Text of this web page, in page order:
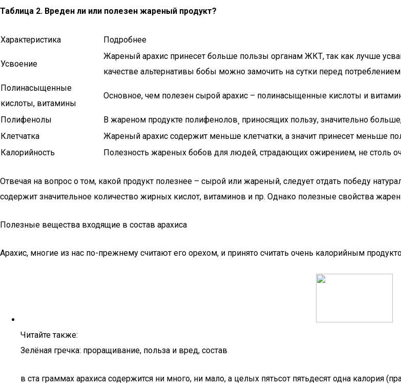
Таблица 2. Вреден ли или полезен жареный продукт?
Характеристика Подробнее
Усвоение
Жареный арахис принесет больше пользы органам ЖКТ, так как лучше
качестве альтернативы бобы можно замочить на сутки перед потреблением
Полинасыщенные
кислоты, витамины
Основное, чем полезен сырой арахис – полинасыщенные кислоты и
Полифенолы
В жареном продукте полифенолов¸ приносящих пользу, значительно
Клетчатка
Жареный арахис содержит меньше клетчатки, а значит принесет меньше
Калорийность
Полезность жареных бобов для людей, страдающих ожирением, не столь
Отвечая на вопрос о том, какой продукт полезнее – сырой или жареный, следует отдать победу
содержит значительное количество жирных кислот, витаминов и пр. Однако полезные свойства
Полезные вещества входящие в состав арахиса
Арахис, многие из нас по-прежнему считают его орехом, и принято считать очень калорийным
Читайте также:
Зелёная гречка: проращивание, польза и вред, состав
в ста граммах арахиса содержится ни много, ни мало, а целых пятьсот пятьдесят одна калория